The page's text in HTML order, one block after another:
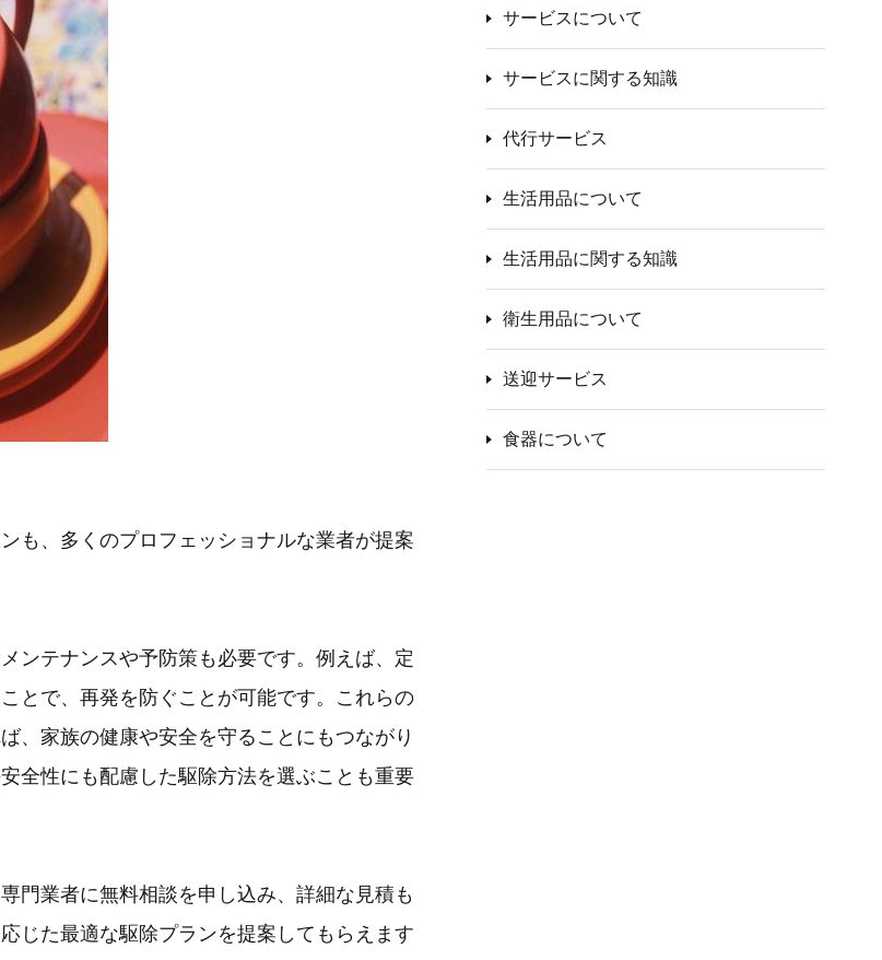
も、多くのプロフェッショナルな業者が提案
ンテナンスや予防策も必要です。例えば、定
とで、再発を防ぐことが可能です。これらの
、家族の健康や安全を守ることにもつながり
全性にも配慮した駆除方法を選ぶことも重要
門業者に無料相談を申し込み、詳細な見積も
じた最適な駆除プランを提案してもらえます
サービスについて
サービスに関する知識
代行サービス
生活用品について
生活用品に関する知識
衛生用品について
送迎サービス
食器について